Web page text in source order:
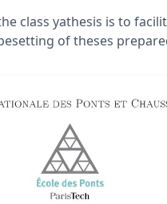
class yathesis is to
of theses
and institutes. It
and this,
tools available in
glossary, list of acronyms
yathesis class, based on